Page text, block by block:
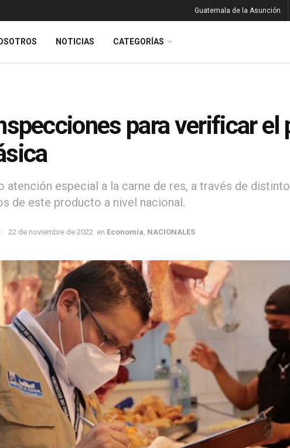
Guatemala de la Asunción
NOTICIAS CATEGORÍAS
para verificar el
atención especial a la carne de res, a través de
de este producto a nivel nacional.
22 de noviembre de 2022 en Economía NACIONALES